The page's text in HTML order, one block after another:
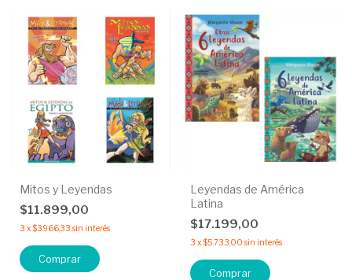
Mitos y Leyendas
$11.899,00
3 x$3.966,33 sin interés
Comprar
Leyendas de América
Latina
$17.199,00
3 x$5.733,00 sin interés
Comprar